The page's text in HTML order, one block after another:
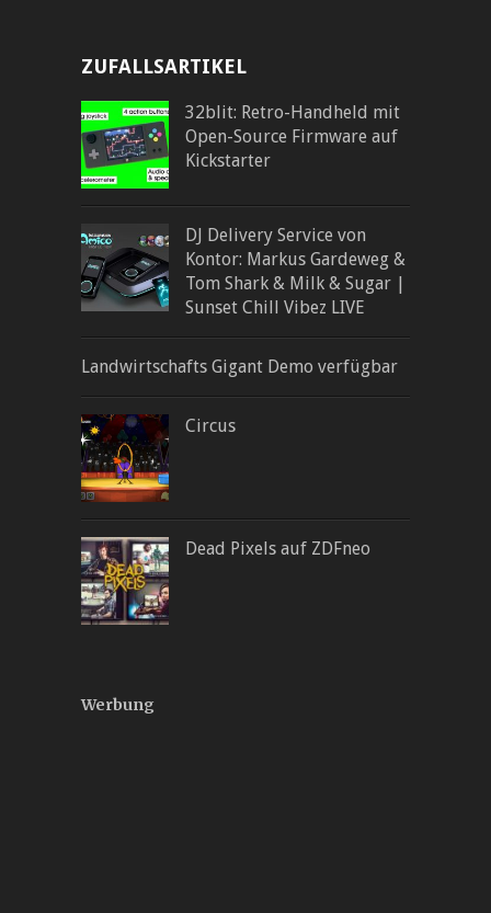
ZUFALLSARTIKEL
32blit: Retro-Handheld mit
Open-Source Firmware auf
Kickstarter
DJ Delivery Service von
Kontor: Markus Gardeweg &
Tom Shark & Milk & Sugar |
Sunset Chill Vibez LIVE
Landwirtschafts Gigant Demo verfügbar
Circus
Dead Pixels auf ZDFneo
Werbung